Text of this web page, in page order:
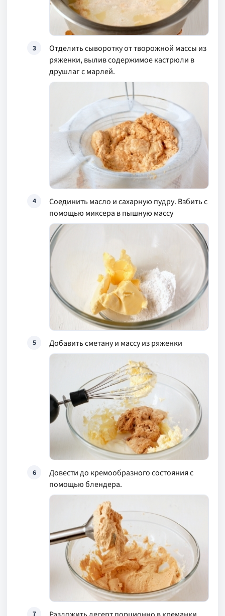
3
Отделить сыворотку от творожной массы из
ряженки, вылив содержимое кастрюли в
друшлаг с марлей.
4
Соединить масло и сахарную пудру. Взбить с
помощью миксера в пышную массу
5 Добавить сметану и массу из ряженки
6
Довести до кремообразного состояния с
помощью блендера.
7